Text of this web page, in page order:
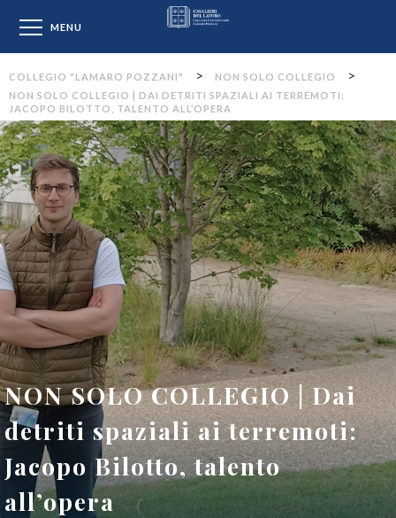
MENU
COLLEGIO "LAMARO POZZANI" > NON SOLO COLLEGIO >
NON SOLO COLLEGIO | DAI DETRITI SPAZIALI AI TERREMOTI:
JACOPO BILOTTO, TALENTO ALL’OPERA
NON SOLO COLLEGIO | Dai
detriti spaziali ai terremoti:
Jacopo Bilotto, talento
all’opera